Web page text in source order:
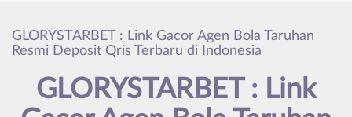
GLORYSTARBET : Link Gacor Agen Bola Taruhan
Resmi Deposit Qris Terbaru di Indonesia
GLORYSTARBET : Link